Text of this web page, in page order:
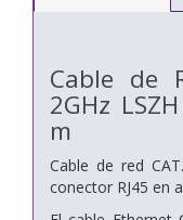
Cable de
2GHz
m
Cable de red
conector RJ45 en